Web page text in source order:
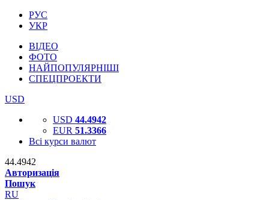
РУС
УКР
ВІДЕО
ФОТО
НАЙПОПУЛЯРНІШІ
СПЕЦПРОЕКТИ
USD
USD 44.4942
EUR 51.3366
Всі курси валют
44.4942
Авторизація
Пошук
RU